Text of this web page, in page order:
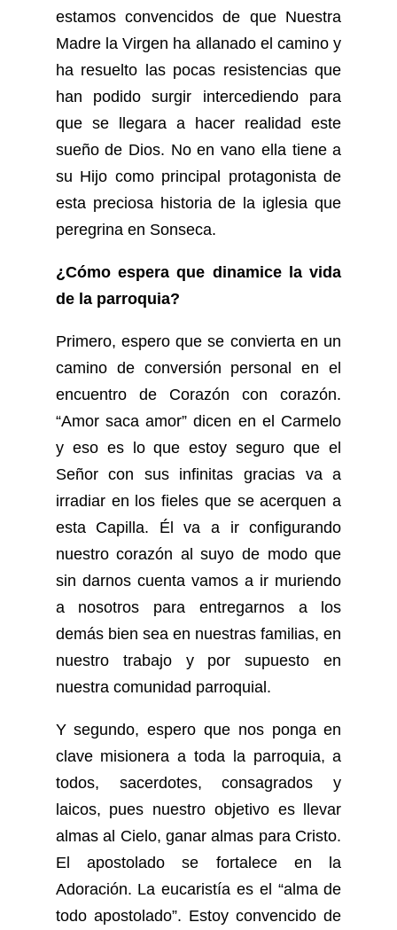
estamos convencidos de que Nuestra
Madre la Virgen ha allanado el camino y
ha resuelto las pocas resistencias que
han podido surgir intercediendo para
que se llegara a hacer realidad este
sueño de Dios. No en vano ella tiene a
su Hijo como principal protagonista de
esta preciosa historia de la iglesia que
peregrina en Sonseca.
¿Cómo espera que dinamice la vida
de la parroquia?
Primero, espero que se convierta en un
camino de conversión personal en el
encuentro de Corazón con corazón.
“Amor saca amor” dicen en el Carmelo
y eso es lo que estoy seguro que el
Señor con sus infinitas gracias va a
irradiar en los fieles que se acerquen a
esta Capilla. Él va a ir configurando
nuestro corazón al suyo de modo que
sin darnos cuenta vamos a ir muriendo
a nosotros para entregarnos a los
demás bien sea en nuestras familias, en
nuestro trabajo y por supuesto en
nuestra comunidad parroquial.
Y segundo, espero que nos ponga en
clave misionera a toda la parroquia, a
todos, sacerdotes, consagrados y
laicos, pues nuestro objetivo es llevar
almas al Cielo, ganar almas para Cristo.
El apostolado se fortalece en la
Adoración. La eucaristía es el “alma de
todo apostolado”. Estoy convencido de